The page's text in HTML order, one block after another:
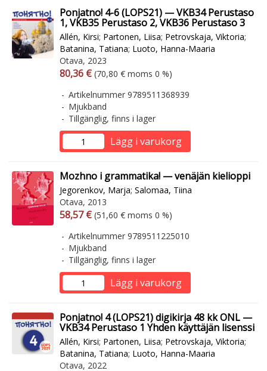
Ponjatno! 4-6 (LOPS21) — VKB34 Perustaso
1, VKB35 Perustaso 2, VKB36 Perustaso 3
Allén, Kirsi; Partonen, Liisa; Petrovskaja, Viktoria;
Batanina, Tatiana; Luoto, Hanna-Maaria
Otava, 2023
Arvonlisäverollinen hinta
80,36 € Arvonlisäveroton hinta
(70,80 € moms 0 %)
Artikelnummer 9789511368939
Mjukband
Tillgänglig, finns i lager
Lägg i varukorg
Mozhno i grammatika! — venäjän kielioppi
Jegorenkov, Marja; Salomaa, Tiina
Otava, 2013
Arvonlisäverollinen hinta
58,57 € Arvonlisäveroton hinta
(51,60 € moms 0 %)
Artikelnummer 9789511225010
Mjukband
Tillgänglig, finns i lager
Lägg i varukorg
Ponjatno! 4 (LOPS21) digikirja 48 kk ONL —
VKB34 Perustaso 1 Yhden käyttäjän lisenssi
Allén, Kirsi; Partonen, Liisa; Petrovskaja, Viktoria;
Batanina, Tatiana; Luoto, Hanna-Maaria
Otava, 2022